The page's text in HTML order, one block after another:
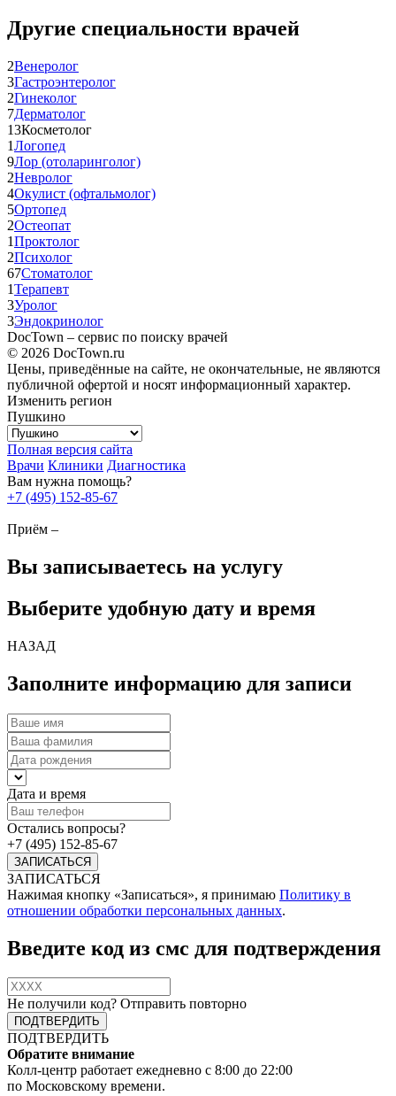
Другие специальности врачей
2Венеролог
3Гастроэнтеролог
2Гинеколог
7Дерматолог
13Косметолог
1Логопед
9Лор (отоларинголог)
2Невролог
4Окулист (офтальмолог)
5Ортопед
2Остеопат
1Проктолог
2Психолог
67Стоматолог
1Терапевт
3Уролог
3Эндокринолог
DocTown – сервис по поиску врачей
© 2026 DocTown.ru
Цены, приведённые на сайте, не окончательные, не являются
публичной офертой и носят информационный характер.
Изменить регион
Пушкино
Полная версия сайта
Врачи Клиники Диагностика
Вам нужна помощь?
+7 (495) 152-85-67
Приём –
Вы записываетесь на услугу
Выберите удобную дату и время
НАЗАД
Заполните информацию для записи
Дата и время
Остались вопросы?
+7 (495) 152-85-67
ЗАПИСАТЬСЯ
Нажимая кнопку «Записаться», я принимаю Политику в
отношении обработки персональных данных.
Введите код из смс для подтверждения
Не получили код? Отправить повторно
ПОДТВЕРДИТЬ
Обратите внимание
Колл-центр работает ежедневно с 8:00 до 22:00
по Московскому времени.